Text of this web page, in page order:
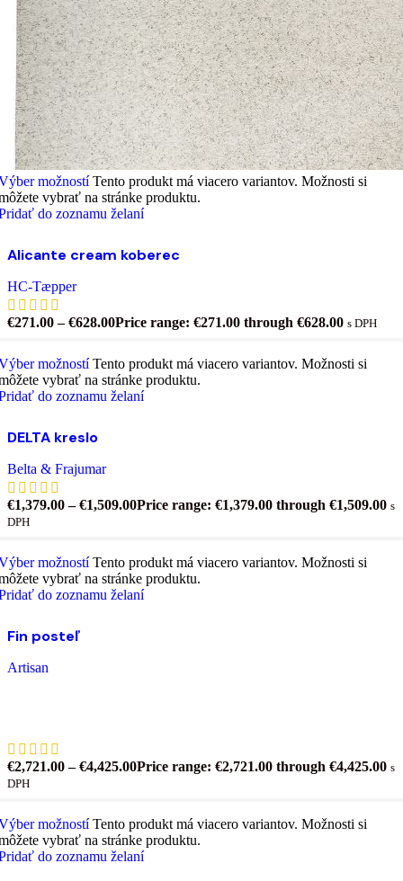
možností Tento produkt má viacero variantov. Možnosti si
vybrať na stránke produktu.
do zoznamu želaní
Alicante cream koberec
HC-Tæpper
€271.00 – €628.00Price range: €271.00 through €628.00 s DPH
možností Tento produkt má viacero variantov. Možnosti si
vybrať na stránke produktu.
do zoznamu želaní
DELTA kreslo
Belta & Frajumar
€1,379.00 – €1,509.00Price range: €1,379.00 through €1,509.00 s
DPH
možností Tento produkt má viacero variantov. Možnosti si
vybrať na stránke produktu.
do zoznamu želaní
Fin posteľ
Artisan
€2,721.00 – €4,425.00Price range: €2,721.00 through €4,425.00 s
DPH
možností Tento produkt má viacero variantov. Možnosti si
vybrať na stránke produktu.
do zoznamu želaní